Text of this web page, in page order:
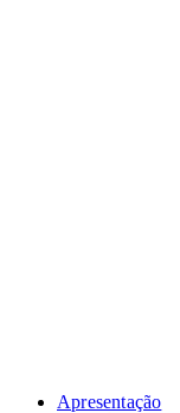
Apresentação